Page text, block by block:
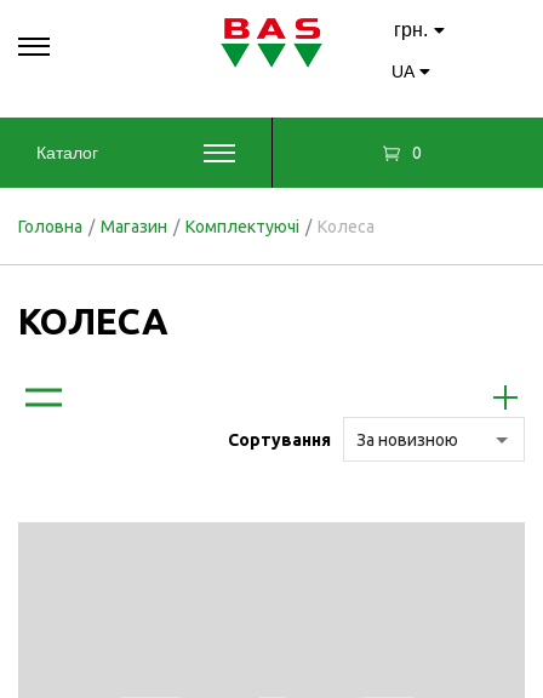
грн.
UA
Каталог 0
Головна / Магазин / Комплектуючі / Колеса
КОЛЕСА
Сортування За новизною